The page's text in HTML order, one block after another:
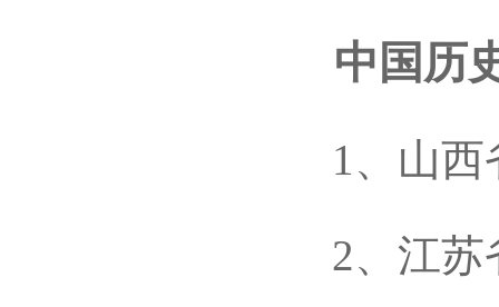
中国历史
1、山西
2、江苏